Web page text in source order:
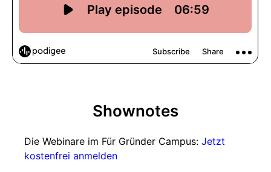
Shownotes
Die Webinare im Für Gründer Campus: Jetzt
kostenfrei anmelden